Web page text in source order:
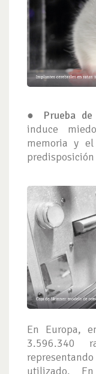
● Prueba
induce
memoria y
En Europa,
3.596.340
utilizado.